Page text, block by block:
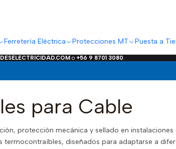
Ferretería Eléctrica Protecciones MT Puesta a
o +56 9 8701 3080
para Cable
protección mecánica y sellado en instalaciones
diseñados para adaptarse a